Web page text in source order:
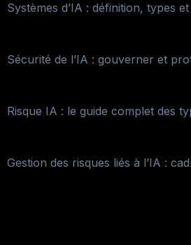
Systèmes d’IA : définition, types
Sécurité de l’IA : gouverner et
Risque IA : le guide complet des
Gestion des risques liés à l’IA :